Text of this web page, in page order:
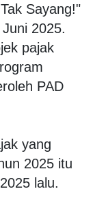
Sayang!"
2025.
pajak
PAD
yang
2025 itu
lalu.